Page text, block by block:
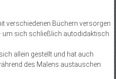
verschiedenen Büchern versorgen
um sich schließlich autodidaktisch
allein gestellt und hat auch
des Malens austauschen